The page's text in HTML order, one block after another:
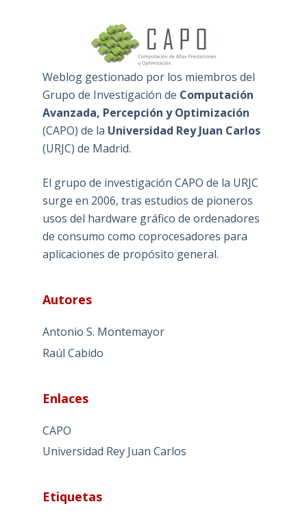
Weblog gestionado por los miembros del
Grupo de Investigación de Computación
Avanzada, Percepción y Optimización
(CAPO) de la Universidad Rey Juan Carlos
(URJC) de Madrid.
El grupo de investigación CAPO de la URJC
surge en 2006, tras estudios de pioneros
usos del hardware gráfico de ordenadores
de consumo como coprocesadores para
aplicaciones de propósito general.
Autores
Antonio S. Montemayor
Raúl Cabido
Enlaces
CAPO
Universidad Rey Juan Carlos
Etiquetas